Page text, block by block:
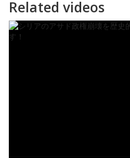
Related videos